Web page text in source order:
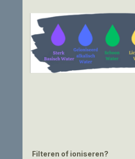
Filteren of ioniseren?